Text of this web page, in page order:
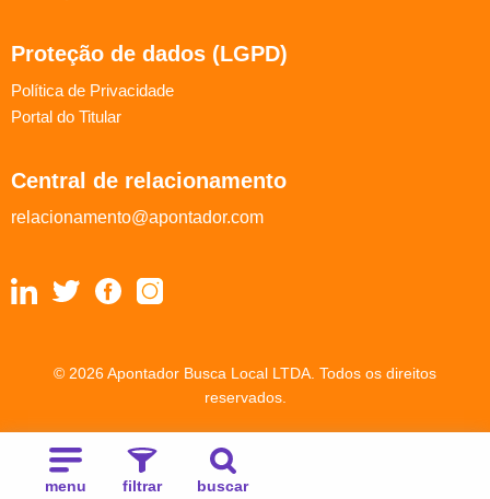
menu filtrar buscar
Proteção de dados (LGPD)
Política de Privacidade
Portal do Titular
Central de relacionamento
relacionamento@apontador.com
© 2026 Apontador Busca Local LTDA. Todos os direitos
reservados.